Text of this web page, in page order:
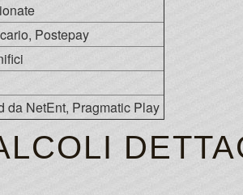
Postepay
da NetEnt, Pragmatic Play